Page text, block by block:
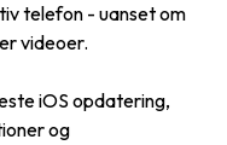
telefon - uanset om
videoer.
iOS opdatering,
og